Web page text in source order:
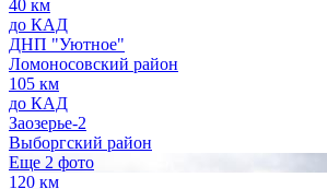
40 км
до КАД
ДНП "Уютное"
Ломоносовский район
105 км
до КАД
Заозерье-2
Выборгский район
Еще 2 фото
120 км